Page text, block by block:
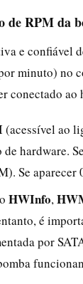
de RPM da
e confiável
minuto) no
conectado ao
(acessível ao
hardware.
Se
HWInfo,
é
por